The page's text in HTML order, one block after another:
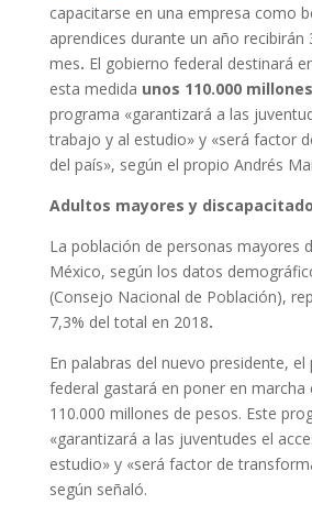
capacitarse en una empresa como
aprendices durante un año recibirán
mes. El gobierno federal destinará
esta medida unos 110.000
programa «garantizará a las
trabajo y al estudio» y «será factor
del país», según el propio Andrés
Adultos mayores y
La población de personas mayores
México, según los datos
(Consejo Nacional de Población),
7,3% del total en 2018.
En palabras del nuevo presidente, el
federal gastará en poner en marcha
110.000 millones de pesos. Este
«garantizará a las juventudes el
estudio» y «será factor de
según señaló.